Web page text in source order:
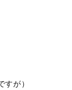
すが）